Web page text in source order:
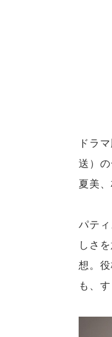
ドラ
送）
夏美
パテ
しさ
想。
も、